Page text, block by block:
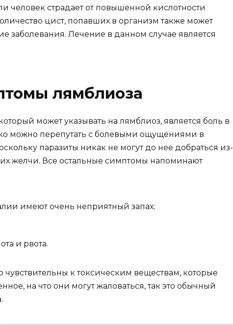
человек страдает от повышенной кислотности
цист, попавших в организм также может
заболевания. Лечение в данном случае является
лямблиоза
может указывать на лямблиоз, является боль в
можно перепутать с болевыми ощущениями в
паразиты никак не могут до нее добраться из-
желчи. Все остальные симптомы напоминают
имеют очень неприятный запах;
и рвота.
к токсическим веществам, которые
на что они могут жаловаться, так это обычный